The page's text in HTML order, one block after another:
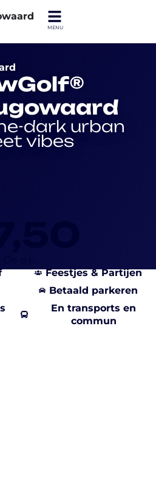
dark urban
vibes
Feestjes & Partijen
Betaald parkeren
En transports en
commun